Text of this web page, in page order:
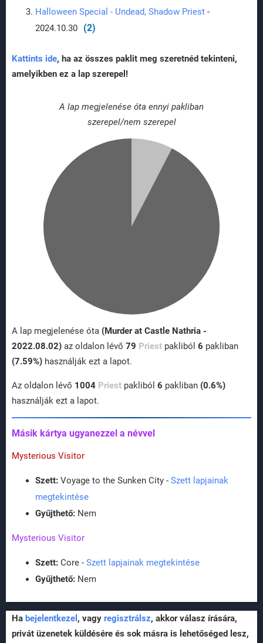
Halloween Special - Undead, Shadow Priest -
2024.10.30
(2)
Kattints ide, ha az összes paklit meg szeretnéd tekinteni,
amelyikben ez a lap szerepel!
A lap megjelenése óta ennyi pakliban
szerepel/nem szerepel
A lap megjelenése óta (Murder at Castle Nathria -
2022.08.02) az oldalon lévő 79 Priest pakliból 6 pakliban
(7.59%) használják ezt a lapot.
Az oldalon lévő 1004 Priest pakliból 6 pakliban (0.6%)
használják ezt a lapot.
Másik kártya ugyanezzel a névvel
Mysterious Visitor
Szett: Voyage to the Sunken City - Szett lapjainak
megtekintése
Gyűjthető: Nem
Mysterious Visitor
Szett: Core - Szett lapjainak megtekintése
Gyűjthető: Nem
Ha bejelentkezel , vagy regisztrálsz, akkor válasz írására,
privát üzenetek küldésére és sok másra is lehetőséged lesz,